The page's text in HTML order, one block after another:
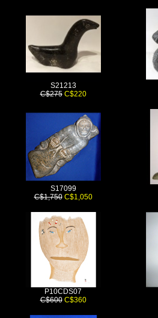
S21213
C$275 C$220
S17099
C$1,750 C$1,050
P10CDS07
C$600 C$360